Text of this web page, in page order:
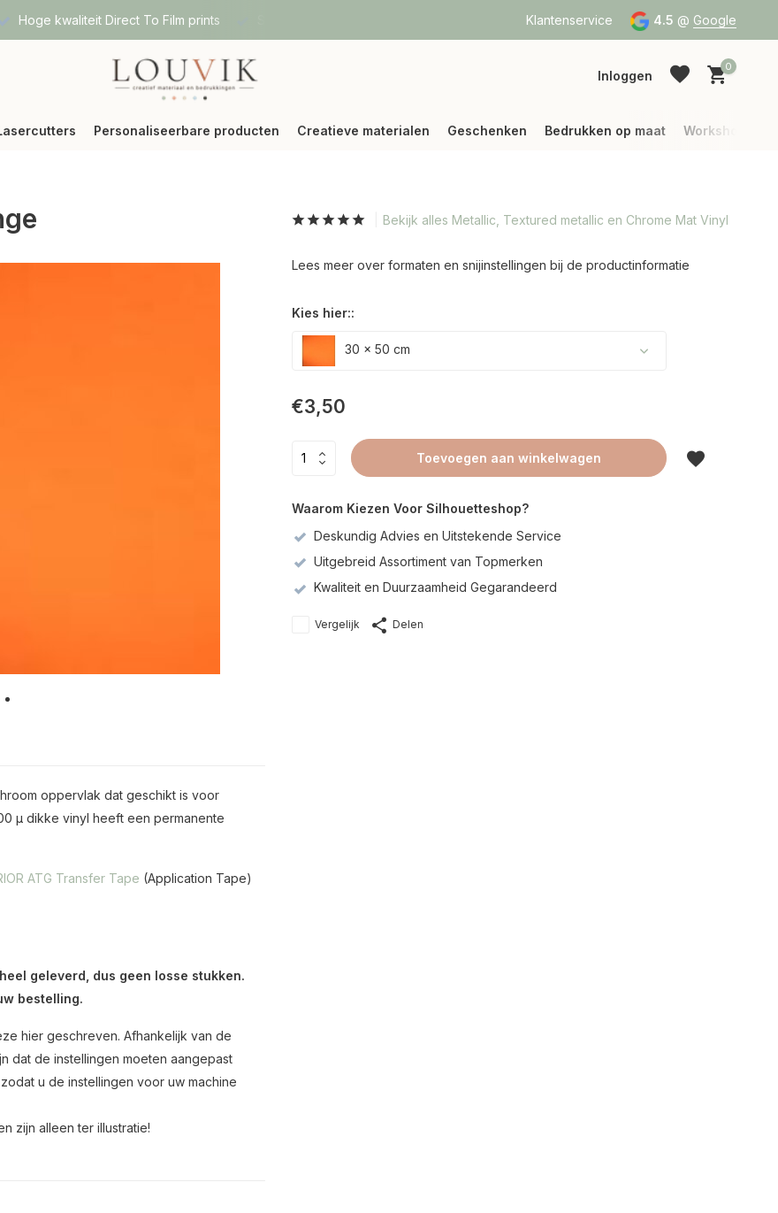
Hoge kwaliteit Direct To Film prints Vanaf 75 € betalen wij jouw verzending
Klantenservice 4.5 @ Google
Inloggen
0
Personaliseerbare producten Creatieve materialen Geschenken Bedrukken op maat Workshops
oppervlak dat geschikt is voor
µ dikke vinyl heeft een permanente
ATG Transfer Tape (Application Tape)
geleverd, dus geen losse stukken.
bestelling.
hier geschreven. Afhankelijk van de
dat de instellingen moeten aangepast
u de instellingen voor uw machine
zijn alleen ter illustratie!
Bekijk alles Metallic, Textured metallic en Chrome Mat Vinyl
Lees meer over formaten en snijinstellingen bij de productinformatie
Kies hier::
30 x 50 cm
€3,50
Toevoegen aan winkelwagen
Waarom Kiezen Voor Silhouetteshop?
Deskundig Advies en Uitstekende Service
Uitgebreid Assortiment van Topmerken
Kwaliteit en Duurzaamheid Gegarandeerd
Vergelijk Delen